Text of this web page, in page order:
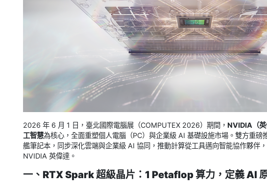
2026 年 6 月 1 日，臺北國際電腦展（COMPUTEX 2026）期間， NVIDIA（
工智慧為核心，全面重塑個人電腦（PC）與企業級 AI 基礎設施市場。雙方重磅
艦筆記本，同步深化雲端與企業級 AI 協同，推動計算從工具邁向智能協作夥伴
NVIDIA 英偉達。
一、RTX Spark 超級晶片：1 Petaflop 算力，定義 AI